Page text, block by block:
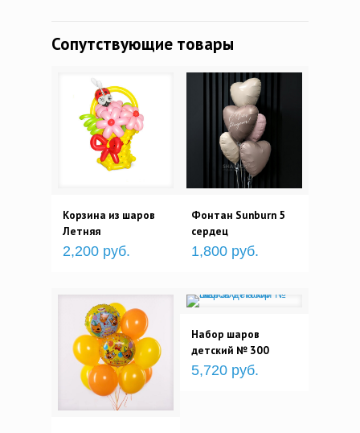
Сопутствующие товары
Корзина из шаров
Летняя
2,200 руб.
Фонтан Sunburn 5
сердец
1,800 руб.
Набор шаров
детский № 300
5,720 руб.